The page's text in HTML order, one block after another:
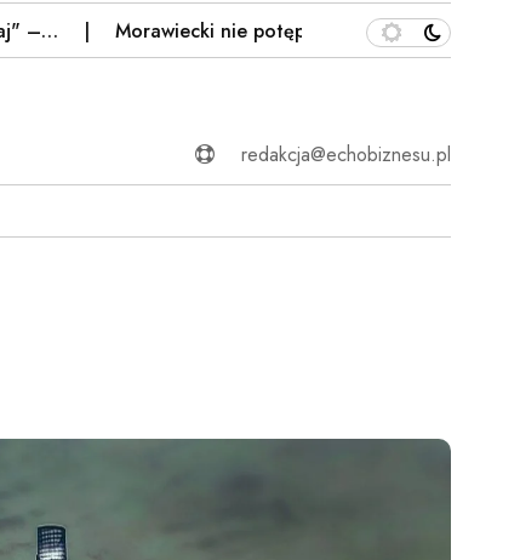
Morawiecki nie potępia TV Republika. "Spływa po
redakcja@echobiznesu.pl